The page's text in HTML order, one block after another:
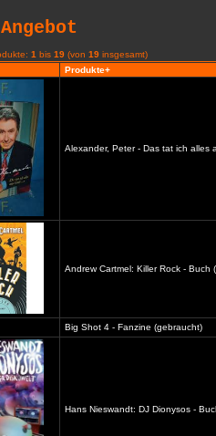
1 bis 19 (von 19 insgesamt)
Produkte+
Alexander, Peter - Das tat ich alles
Andrew Cartmel: Killer Rock - Buch
Big Shot 4 - Fanzine (gebraucht)
Hans Nieswandt: DJ Dionysos -